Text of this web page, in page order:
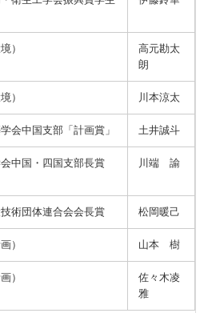
）
高元勘太
朗
） 川本涼太
会中国支部「計画賞」 土井誠斗
中国・四国支部長賞
川端 諭
術団体連合会会長賞 松岡暖己
） 山本 樹
）
佐々木凌
雅